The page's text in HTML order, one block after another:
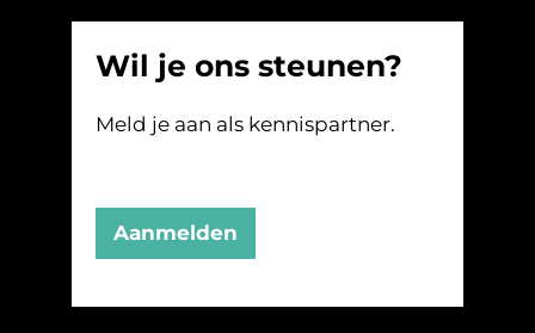
Wil je ons steunen?
Meld je aan als kennispartner.
Aanmelden